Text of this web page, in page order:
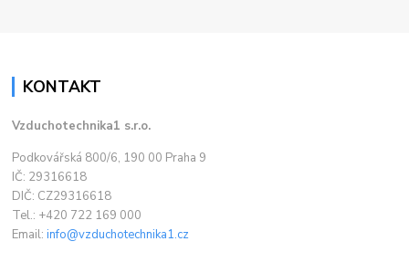
KONTAKT
Vzduchotechnika1 s.r.o.
Podkovářská 800/6, 190 00 Praha 9
IČ: 29316618
DIČ: CZ29316618
Tel.: +420 722 169 000
Email:info@vzduchotechnika1.cz